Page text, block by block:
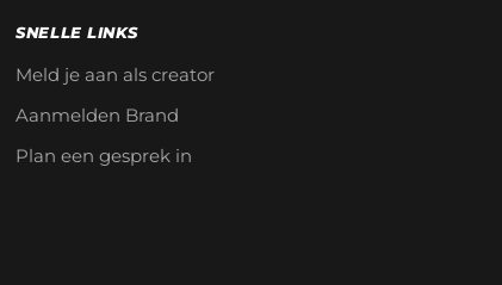
SNELLE LINKS
Meld je aan als creator
Aanmelden Brand
Plan een gesprek in